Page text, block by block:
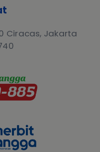
Ciracas, Jakarta